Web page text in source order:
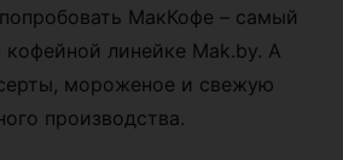
МакКофе – самый
кофейной линейке Mak.by. А
мороженое и свежую
производства.